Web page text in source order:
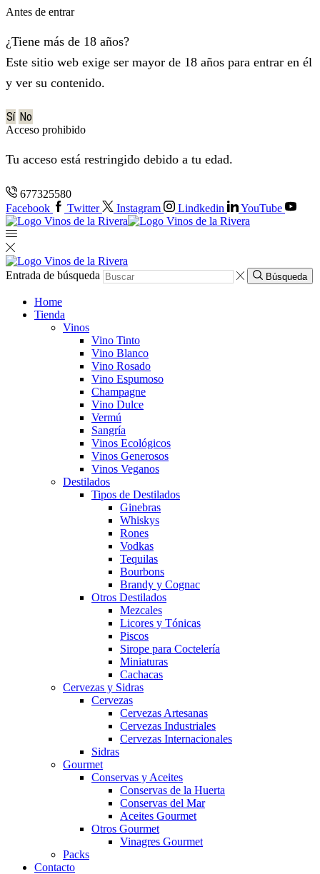
Antes de entrar
¿Tiene más de 18 años?
Este sitio web exige ser mayor de 18 años para entrar en él
y ver su contenido.
Sí No
Acceso prohibido
Tu acceso está restringido debido a tu edad.
677325580
Facebook
Twitter Instagram Lindkedin YouTube
Entrada de búsqueda Búsqueda
Home
Tienda
Vinos
Vino Tinto
Vino Blanco
Vino Rosado
Vino Espumoso
Champagne
Vino Dulce
Vermú
Sangría
Vinos Ecológicos
Vinos Generosos
Vinos Veganos
Destilados
Tipos de Destilados
Ginebras
Whiskys
Rones
Vodkas
Tequilas
Bourbons
Brandy y Cognac
Otros Destilados
Mezcales
Licores y Tónicas
Piscos
Sirope para Coctelería
Miniaturas
Cachacas
Cervezas y Sidras
Cervezas
Cervezas Artesanas
Cervezas Industriales
Cervezas Internacionales
Sidras
Gourmet
Conservas y Aceites
Conservas de la Huerta
Conservas del Mar
Aceites Gourmet
Otros Gourmet
Vinagres Gourmet
Packs
Contacto